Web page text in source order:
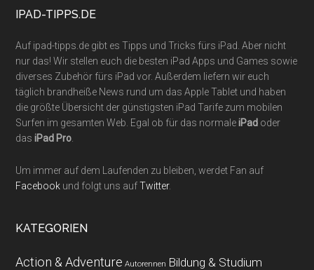
IPAD-TIPPS.DE
Auf ipad-tipps.de gibt es Tipps und Tricks fürs iPad. Aber nicht
nur das! Wir stellen euch die besten iPad Apps und Games sowie
diverses Zubehör fürs iPad vor. Außerdem liefern wir euch
täglich brandheiße News rund um das Apple Tablet und haben
die größte Übersicht der günstigsten iPad Tarife zum mobilen
Surfen im gesamten Web. Egal ob für das normaleiPad oder
dasiPad Pro
Um immer auf dem Laufenden zu bleiben, werdet Fan auf
Facebook und folgt uns aufTwitter.
KATEGORIEN
Action & Adventure Autorennen Bildung & Studium